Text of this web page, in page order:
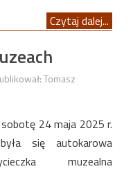
Czytaj dalej...
Tomasz
24 maja 2025 r.
się autokarowa
muzealna